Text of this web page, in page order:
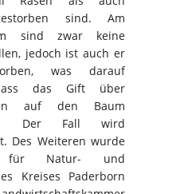
sind. Am
sind zwar keine
jedoch ist auch er
was darauf
das Gift über
auf den Baum
Der Fall wird
Des Weiteren wurde
Natur- und
Kreises Paderborn